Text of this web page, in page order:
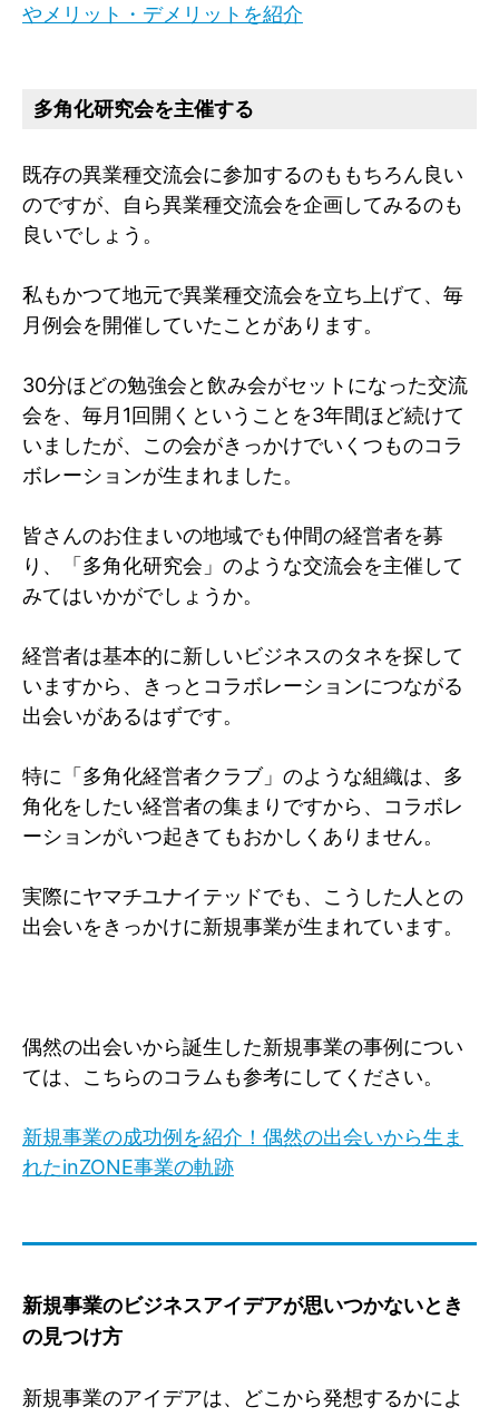
やメリット・デメリットを紹介
多角化研究会を主催する
既存の異業種交流会に参加するのももちろん良い
のですが、自ら異業種交流会を企画してみるのも
良いでしょう。
私もかつて地元で異業種交流会を立ち上げて、毎
月例会を開催していたことがあります。
30分ほどの勉強会と飲み会がセットになった交流
会を、毎月1回開くということを3年間ほど続けて
いましたが、この会がきっかけでいくつものコラ
ボレーションが生まれました。
皆さんのお住まいの地域でも仲間の経営者を募
り、「多角化研究会」のような交流会を主催して
みてはいかがでしょうか。
経営者は基本的に新しいビジネスのタネを探して
いますから、きっとコラボレーションにつながる
出会いがあるはずです。
特に「多角化経営者クラブ」のような組織は、多
角化をしたい経営者の集まりですから、コラボレ
ーションがいつ起きてもおかしくありません。
実際にヤマチユナイテッドでも、こうした人との
出会いをきっかけに新規事業が生まれています。
偶然の出会いから誕生した新規事業の事例につい
ては、こちらのコラムも参考にしてください。
新規事業の成功例を紹介！偶然の出会いから生ま
れたinZONE事業の軌跡
新規事業のビジネスアイデアが思いつかないとき
の見つけ方
新規事業のアイデアは、どこから発想するかによ